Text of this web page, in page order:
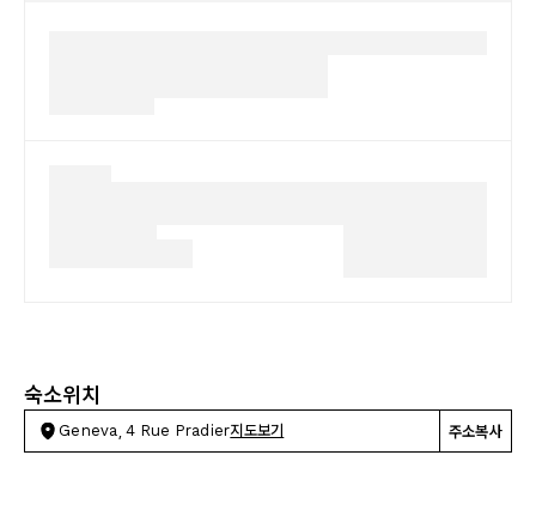
숙소위치
Geneva, 4 Rue Pradier지도보기 주소복사